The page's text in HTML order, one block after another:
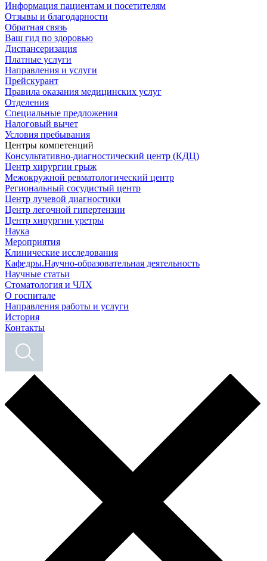
Информация пациентам и посетителям
Отзывы и благодарности
Обратная связь
Ваш гид по здоровью
Диспансеризация
Платные услуги
Направления и услуги
Прейскурант
Правила оказания медицинских услуг
Отделения
Специальные предложения
Налоговый вычет
Условия пребывания
Центры компетенций
Консультативно-диагностический центр (КДЦ)
Центр хирургии грыж
Межокружной ревматологический центр
Региональный сосудистый центр
Центр лучевой диагностики
Центр легочной гипертензии
Центр хирургии уретры
Наука
Мероприятия
Клинические исследования
Кафедры.Научно-образовательная деятельность
Научные статьи
Стоматология и ЧЛХ
О госпитале
Направления работы и услуги
История
Контакты